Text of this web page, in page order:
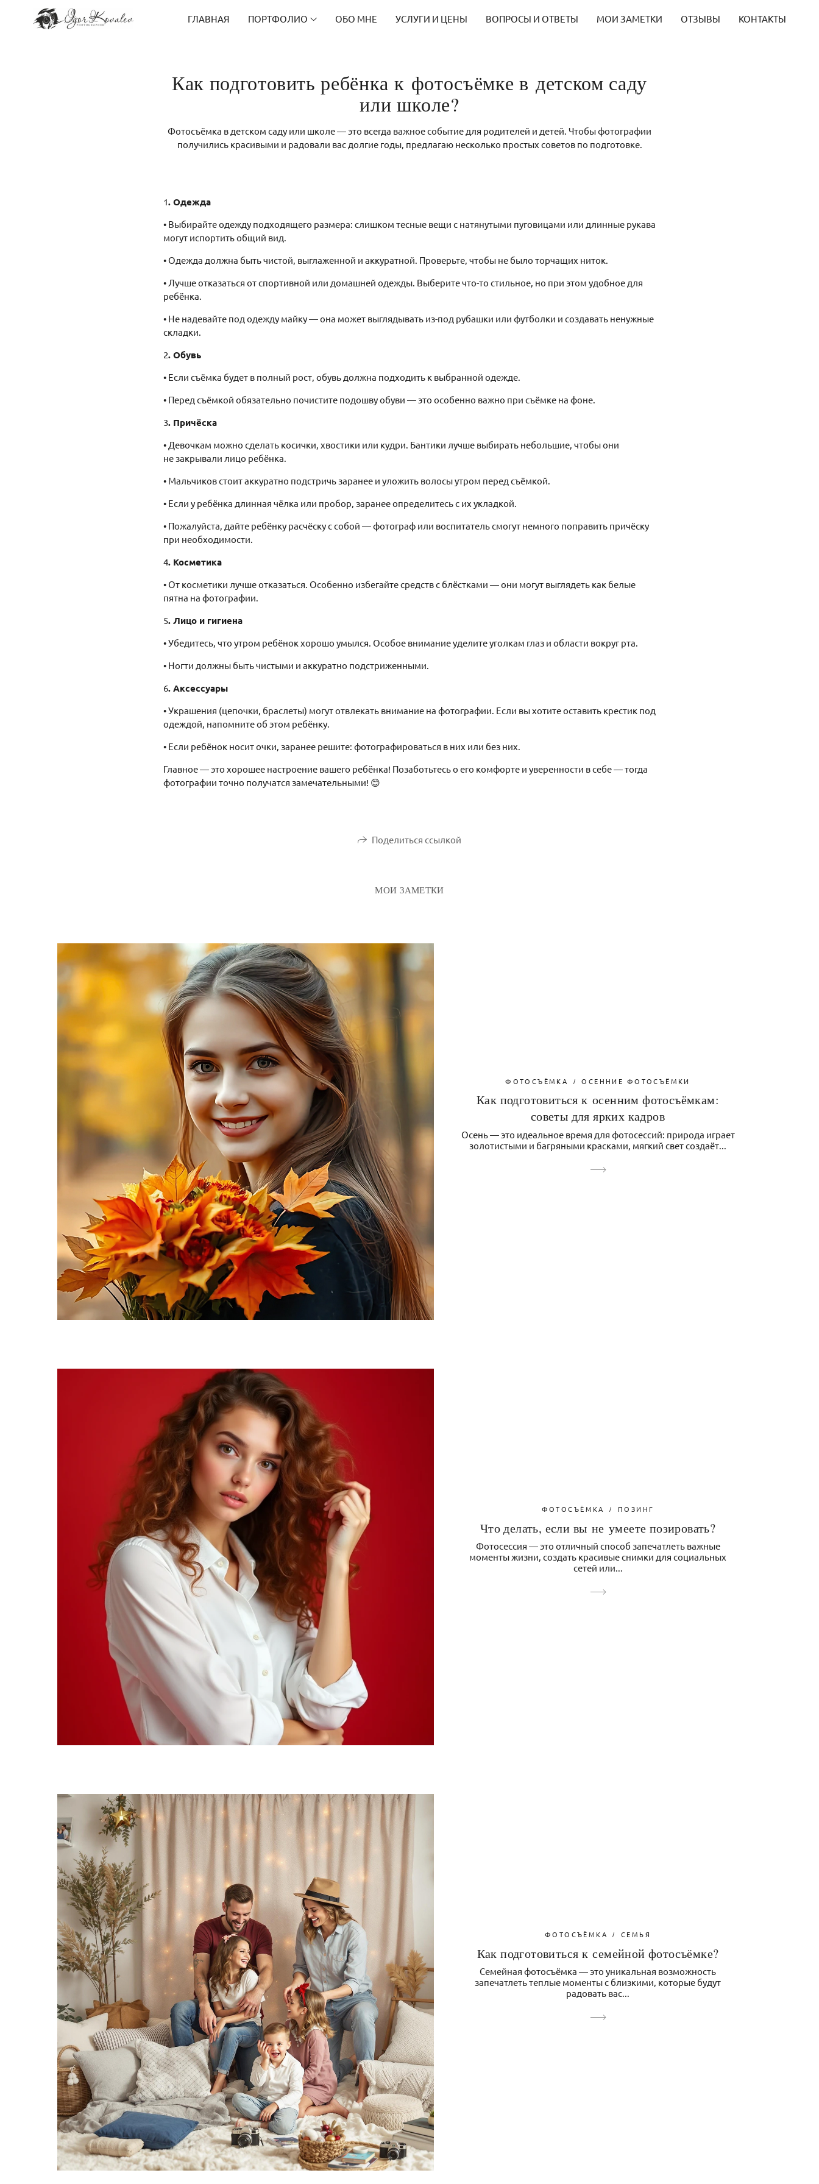
ГЛАВНАЯ ПОРТФОЛИО ОБО МНЕ УСЛУГИ И ЦЕНЫ ВОПРОСЫ И ОТВЕТЫ МОИ ЗАМЕТКИ ОТЗЫВЫ КОНТАКТЫ
Как подготовить ребёнка к фотосъёмке в детском саду
или школе?
Фотосъёмка в детском саду или школе — это всегда важное событие для родителей и детей. Чтобы фотографии
получились красивыми и радовали вас долгие годы, предлагаю несколько простых советов по подготовке.
1. Одежда
• Выбирайте одежду подходящего размера: слишком тесные вещи с натянутыми пуговицами или длинные рукава
могут испортить общий вид.
• Одежда должна быть чистой, выглаженной и аккуратной. Проверьте, чтобы не было торчащих ниток.
• Лучше отказаться от спортивной или домашней одежды. Выберите что-то стильное, но при этом удобное для
ребёнка.
• Не надевайте под одежду майку — она может выглядывать из-под рубашки или футболки и создавать ненужные
складки.
2. Обувь
• Если съёмка будет в полный рост, обувь должна подходить к выбранной одежде.
• Перед съёмкой обязательно почистите подошву обуви — это особенно важно при съёмке на фоне.
3. Причёска
• Девочкам можно сделать косички, хвостики или кудри. Бантики лучше выбирать небольшие, чтобы они
не закрывали лицо ребёнка.
• Мальчиков стоит аккуратно подстричь заранее и уложить волосы утром перед съёмкой.
• Если у ребёнка длинная чёлка или пробор, заранее определитесь с их укладкой.
• Пожалуйста, дайте ребёнку расчёску с собой — фотограф или воспитатель смогут немного поправить причёску
при необходимости.
4. Косметика
• От косметики лучше отказаться. Особенно избегайте средств с блёстками — они могут выглядеть как белые
пятна на фотографии.
5. Лицо и гигиена
• Убедитесь, что утром ребёнок хорошо умылся. Особое внимание уделите уголкам глаз и области вокруг рта.
• Ногти должны быть чистыми и аккуратно подстриженными.
6. Аксессуары
• Украшения (цепочки, браслеты) могут отвлекать внимание на фотографии. Если вы хотите оставить крестик под
одеждой, напомните об этом ребёнку.
• Если ребёнок носит очки, заранее решите: фотографироваться в них или без них.
Главное — это хорошее настроение вашего ребёнка! Позаботьтесь о его комфорте и уверенности в себе — тогда
фотографии точно получатся замечательными! 😊
Поделиться ссылкой
МОИ ЗАМЕТКИ
ФОТОСЪЁМКА ОСЕННИЕ ФОТОСЪЁМКИ
Как подготовиться к осенним фотосъёмкам:
советы для ярких кадров
Осень — это идеальное время для фотосессий: природа играет
золотистыми и багряными красками, мягкий свет создаёт...
ФОТОСЪЁМКА ПОЗИНГ
Что делать, если вы не умеете позировать?
Фотосессия — это отличный способ запечатлеть важные
моменты жизни, создать красивые снимки для социальных
сетей или...
ФОТОСЪЁМКА СЕМЬЯ
Как подготовиться к семейной фотосъёмке?
Семейная фотосъёмка — это уникальная возможность
запечатлеть теплые моменты с близкими, которые будут
радовать вас...